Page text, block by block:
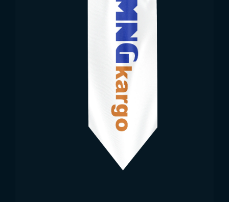
Мадагаскара
Одной из важнейших особенностей
официальных флагов страны является их
широкое использование. Флаг Мадагаскара
используется на многих открытых площадках.
Несмотря на то, что народ Мадагаскара ведет
племенной образ жизни, флаг имеет для него
большое значение. Поэтому при посещении
страны вы можете увидеть, как флаг
используется даже во время различных
демонстраций. Флаг используется на больших
площадях, в образовательных и медицинских